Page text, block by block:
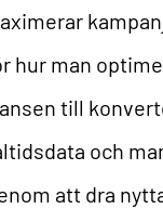
hur man
till
och
att dra